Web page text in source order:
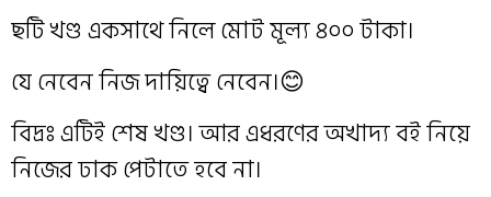
ছটি খণ্ড একসাথে নিলে মোট মূল্য ৪০০ টাকা।
যে নেবেন নিজ দায়িত্বে নেবেন।😊
বিদ্রঃ এটিই শেষ খণ্ড। আর এধরণের অখাদ্য বই নিয়ে
নিজের ঢাক পেটাতে হবে না।